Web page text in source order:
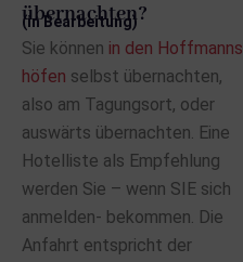
übernachten?
(in Bearbeitung)
Sie können in den Hoffmanns
höfen selbst übernachten,
also am Tagungsort, oder
auswärts übernachten. Eine
Hotelliste als Empfehlung
werden Sie – wenn SIE sich
anmelden- bekommen. Die
Anfahrt entspricht der